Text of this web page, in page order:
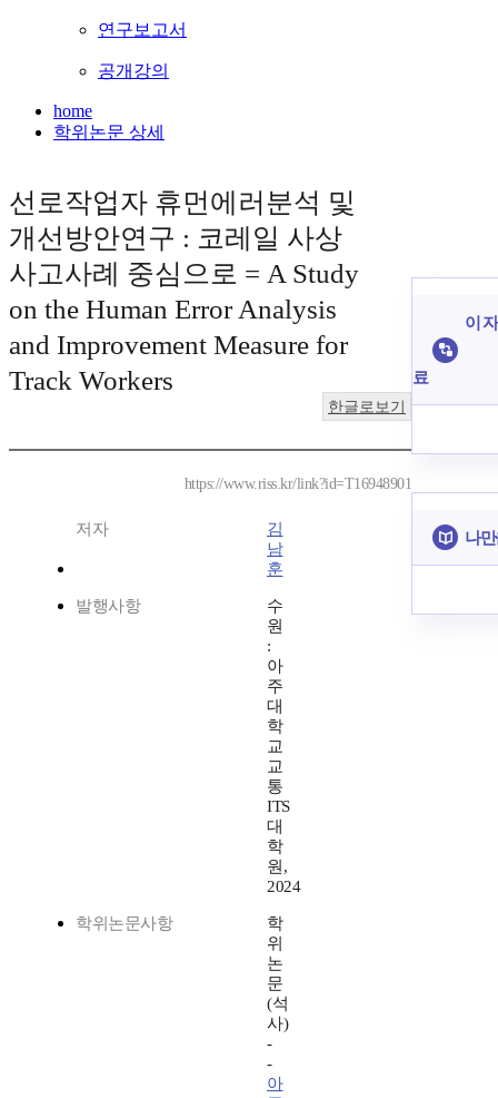
연구보고서
공개강의
home
학위논문 상세
선로작업자 휴먼에러분석 및
개선방안연구 : 코레일 사상
사고사례 중심으로 = A Study
on the Human Error Analysis
and Improvement Measure for
Track Workers
한글로보기
https://www.riss.kr/link?id=T16948901
저자
김
남
훈
발행사항
수
원
:
아
주
대
학
교
교
통
ITS
대
학
원,
2024
학위논문사항
학
위
논
문
(석
사)
-
-
아
이
료
나